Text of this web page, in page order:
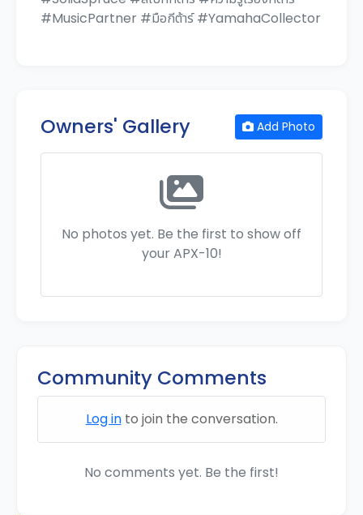
#MusicPartner #มือกีต้าร์ #YamahaCollector
Owners' Gallery Add Photo
No photos yet. Be the first to show off
your APX-10!
Community Comments
Log into join the conversation.
No comments yet. Be the first!